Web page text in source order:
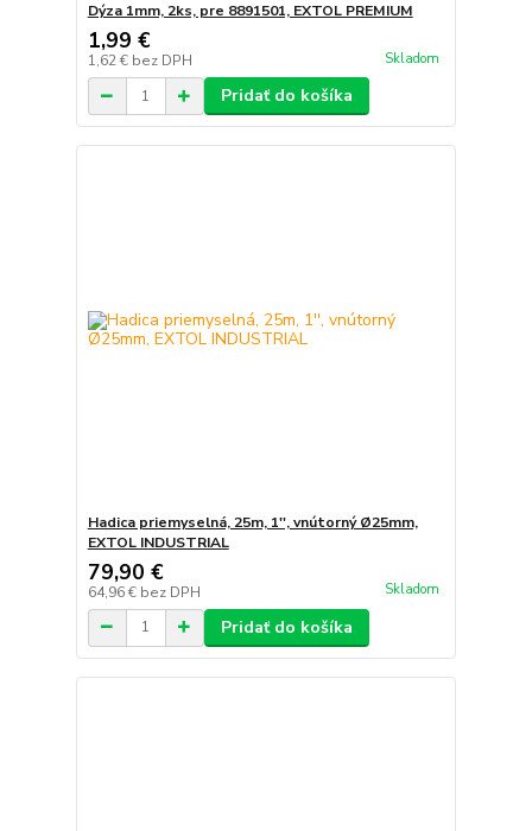
Dýza 1mm, 2ks, pre 8891501, EXTOL PREMIUM
1,99 €
1,62 € bez DPH Skladom
Pridať do košíka
Hadica priemyselná, 25m, 1'', vnútorný Ø25mm,
EXTOL INDUSTRIAL
79,90 €
64,96 € bez DPH Skladom
Pridať do košíka